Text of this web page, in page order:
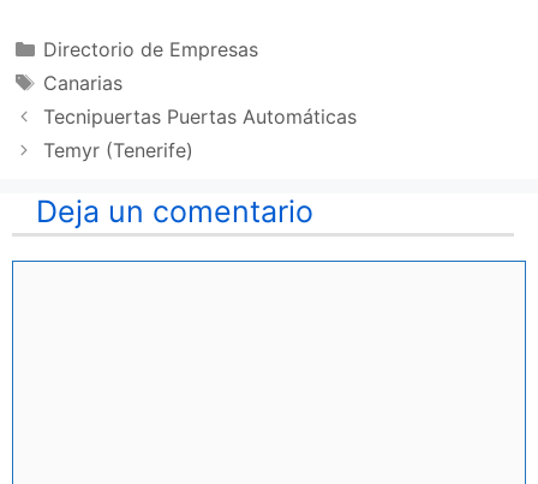
Categorías
Directorio de Empresas
Etiquetas
Canarias
Tecnipuertas Puertas Automáticas
Temyr (Tenerife)
Deja un comentario